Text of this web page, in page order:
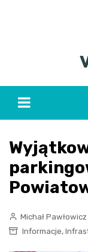
Michał Pawłowicz
Informacje,